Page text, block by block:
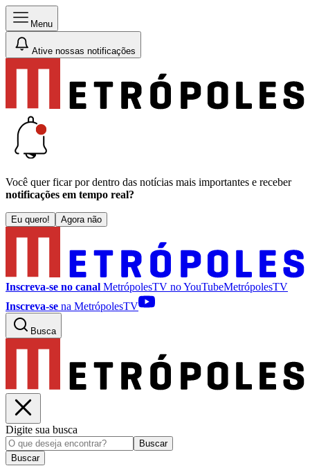
Menu
Ative nossas notificações
Você quer ficar por dentro das notícias mais importantes e receber
notificações em tempo real?
Eu quero! Agora não
Inscreva-se no canal MetrópolesTV noYouTubeMetrópolesTV
Inscreva-se na MetrópolesTV
Busca
Digite sua busca
Buscar
Buscar